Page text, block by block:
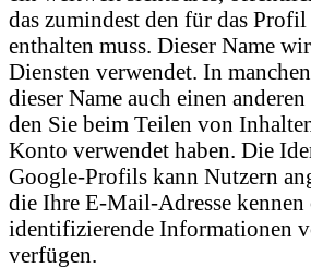
das zumindest den für das
enthalten muss. Dieser Name
Diensten verwendet. In
dieser Name auch einen
den Sie beim Teilen von
Konto verwendet haben. Die
Google-Profils kann Nutzern
die Ihre E-Mail-Adresse kennen
identifizierende Informationen
verfügen.